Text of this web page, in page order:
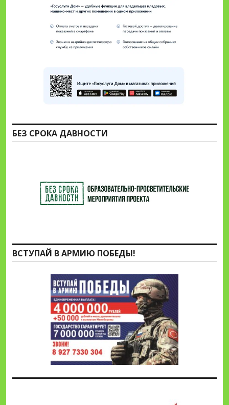
БЕЗ СРОКА ДАВНОСТИ
ВСТУПАЙ В АРМИЮ ПОБЕДЫ!